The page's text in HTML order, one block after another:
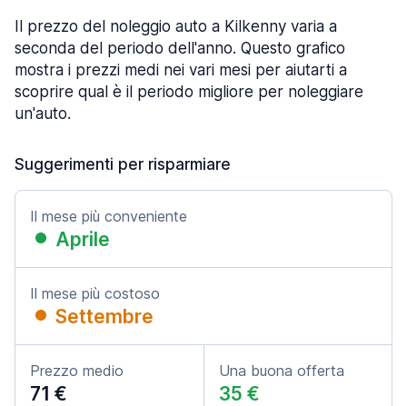
Il prezzo del noleggio auto a Kilkenny varia a
seconda del periodo dell'anno. Questo grafico
mostra i prezzi medi nei vari mesi per aiutarti a
scoprire qual è il periodo migliore per noleggiare
un'auto.
Suggerimenti per risparmiare
Il mese più conveniente
Aprile
Il mese più costoso
Settembre
Prezzo medio
71 €
Una buona offerta
35 €